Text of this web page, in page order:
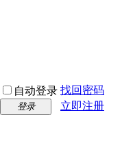
自动登录 找回密码
登录
立即注册